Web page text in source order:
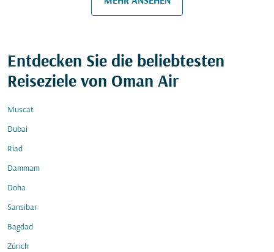
Entdecken Sie die beliebtesten
Reiseziele von Oman Air
Muscat
Dubai
Riad
Dammam
Doha
Sansibar
Bagdad
Zürich